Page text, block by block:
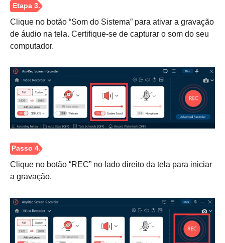
Clique no botão “Som do Sistema” para ativar a gravação
de áudio na tela. Certifique-se de capturar o som do seu
computador.
Clique no botão “REC” no lado direito da tela para iniciar
a gravação.